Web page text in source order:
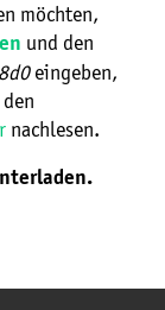
möchten,
und den
eingeben,
nachlesen.